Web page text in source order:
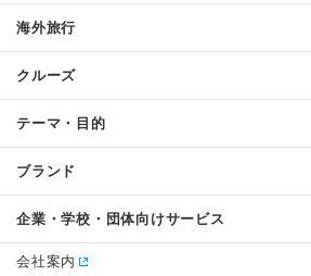
海外旅行
クルーズ
テーマ・目的
ブランド
企業・学校・団体向けサービス
会社案内